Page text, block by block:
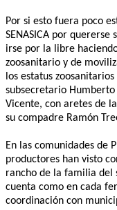
Por si esto fuera poco
SENASICA por
irse por la libre
zoosanitario y de
los estatus
subsecretario
Vicente, con aretes de
su compadre Ramón
En las comunidades de
productores han visto
rancho de la familia del
cuenta como en cada
coordinación con